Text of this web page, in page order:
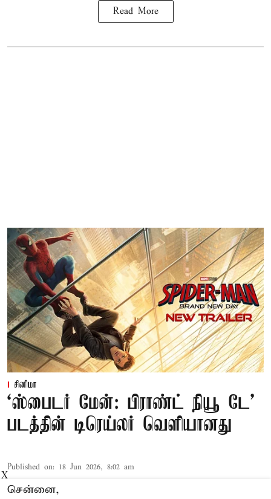
Read More
சினிமா
‘ஸ்பைடர் மேன்: பிராண்ட் நியூ டே’
படத்தின் டிரெய்லர் வெளியானது
Published on: 18 Jun 2026, 8:02 am
சென்னை,
X